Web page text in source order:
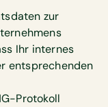
zur
Ihr internes
entsprechenden
Protokoll